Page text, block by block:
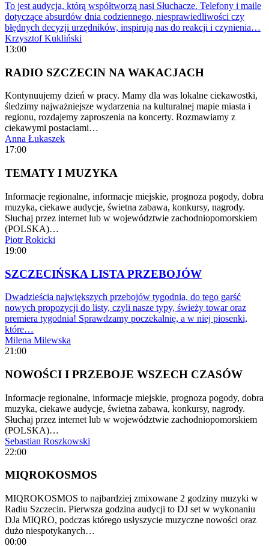
To jest audycja, którą współtworzą nasi Słuchacze. Telefony i maile
dotyczące absurdów dnia codziennego, niesprawiedliwości czy
błędnych decyzji urzędników, inspirują nas do reakcji i czynienia…
Krzysztof Kukliński
13:00
RADIO SZCZECIN NA WAKACJACH
Kontynuujemy dzień w pracy. Mamy dla was lokalne ciekawostki,
śledzimy najważniejsze wydarzenia na kulturalnej mapie miasta i
regionu, rozdajemy zaproszenia na koncerty. Rozmawiamy z
ciekawymi postaciami…
Anna Łukaszek
17:00
TEMATY I MUZYKA
Informacje regionalne, informacje miejskie, prognoza pogody, dobra
muzyka, ciekawe audycje, świetna zabawa, konkursy, nagrody.
Słuchaj przez internet lub w województwie zachodniopomorskiem
(POLSKA)…
Piotr Rokicki
19:00
SZCZECIŃSKA LISTA PRZEBOJÓW
Dwadzieścia największych przebojów tygodnia, do tego garść
nowych propozycji do listy, czyli nasze typy, świeży towar oraz
premiera tygodnia! Sprawdzamy poczekalnię, a w niej piosenki,
które…
Milena Milewska
21:00
NOWOŚCI I PRZEBOJE WSZECH CZASÓW
Informacje regionalne, informacje miejskie, prognoza pogody, dobra
muzyka, ciekawe audycje, świetna zabawa, konkursy, nagrody.
Słuchaj przez internet lub w województwie zachodniopomorskiem
(POLSKA)…
Sebastian Roszkowski
22:00
MIQROKOSMOS
MIQROKOSMOS to najbardziej zmixowane 2 godziny muzyki w
Radiu Szczecin. Pierwsza godzina audycji to DJ set w wykonaniu
DJa MIQRO, podczas którego usłyszycie muzyczne nowości oraz
dużo niespotykanych…
00:00